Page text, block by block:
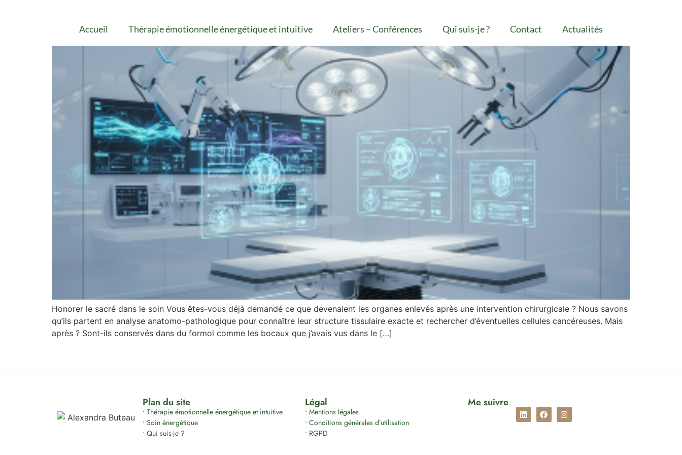
Accueil Thérapie émotionnelle énergétique et intuitive Ateliers – Conférences Qui suis-je ? Contact Actualités
Honorer le sacré dans le soin Vous êtes-vous déjà demandé ce que devenaient les organes enlevés après une intervention chirurgicale ? Nous savons
qu’ils partent en analyse anatomo-pathologique pour connaître leur structure tissulaire exacte et rechercher d’éventuelles cellules cancéreuses. Mais
après ? Sont-ils conservés dans du formol comme les bocaux que j’avais vus dans le […]
Plan du site
• Thérapie émotionnelle énergétique et intuitive
• Soin énergétique
• Qui suis-je ?
Légal
•Mentions légales
•Conditions générales d’utilisation
• RGPD
Me suivre